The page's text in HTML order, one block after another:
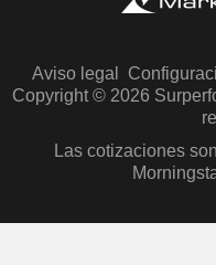
Aviso legal
Copyright © 2026
Las cotizaciones